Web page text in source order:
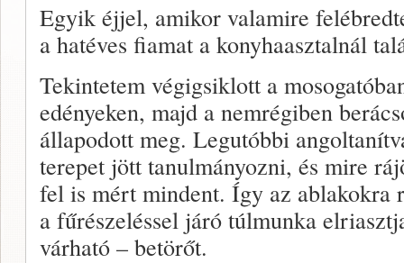
Egyik éjjel, amikor valamire
a hatéves fiamat a konyhaasztalnál
Tekintetem végigsiklott a
edényeken, majd a nemrégiben
állapodott meg. Legutóbbi
terepet jött tanulmányozni, és mire
fel is mért mindent. Így az ablakokra
a fűrészeléssel járó túlmunka
várható – betörőt.